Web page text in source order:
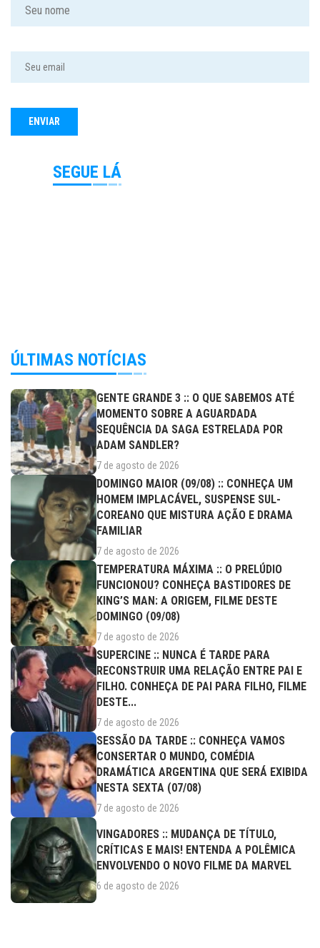
SEGUE LÁ
ÚLTIMAS NOTÍCIAS
GENTE GRANDE 3 :: O QUE SABEMOS ATÉ
MOMENTO SOBRE A AGUARDADA
SEQUÊNCIA DA SAGA ESTRELADA POR
ADAM SANDLER?
7 de agosto de 2026
DOMINGO MAIOR (09/08) :: CONHEÇA UM
HOMEM IMPLACÁVEL, SUSPENSE SUL-
COREANO QUE MISTURA AÇÃO E DRAMA
FAMILIAR
7 de agosto de 2026
TEMPERATURA MÁXIMA :: O PRELÚDIO
FUNCIONOU? CONHEÇA BASTIDORES DE
KING’S MAN: A ORIGEM, FILME DESTE
DOMINGO (09/08)
7 de agosto de 2026
SUPERCINE :: NUNCA É TARDE PARA
RECONSTRUIR UMA RELAÇÃO ENTRE PAI E
FILHO. CONHEÇA DE PAI PARA FILHO, FILME
DESTE...
7 de agosto de 2026
SESSÃO DA TARDE :: CONHEÇA VAMOS
CONSERTAR O MUNDO, COMÉDIA
DRAMÁTICA ARGENTINA QUE SERÁ EXIBIDA
NESTA SEXTA (07/08)
7 de agosto de 2026
VINGADORES :: MUDANÇA DE TÍTULO,
CRÍTICAS E MAIS! ENTENDA A POLÊMICA
ENVOLVENDO O NOVO FILME DA MARVEL
6 de agosto de 2026